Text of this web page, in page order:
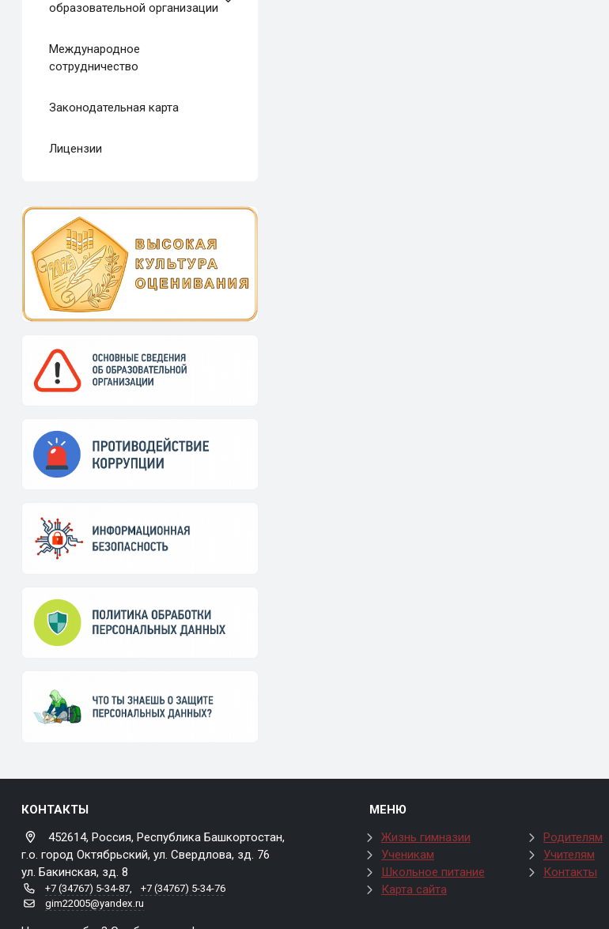
образовательной организации
Международное
сотрудничество
Законодательная карта
Лицензии
КОНТАКТЫ
452614, Россия, Республика Башкортостан,
г.о. город Октябрьский, ул. Свердлова, зд. 76
ул. Бакинская, зд. 8
+7 (34767) 5-34-87,
+7 (34767) 5-34-76
gim22005@yandex.ru
МЕНЮ
Жизнь гимназии
Родителям
Ученикам
Учителям
Школьное питание
Контакты
Карта сайта